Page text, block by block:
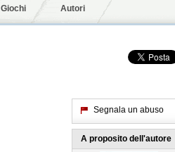
Giochi Autori
Segnala un abuso
A proposito dell'autore